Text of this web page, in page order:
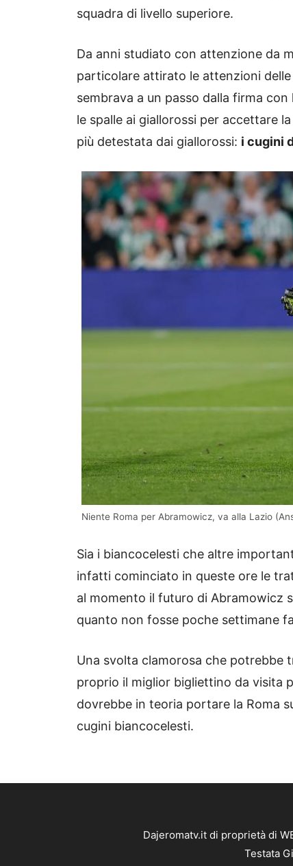
squadra di livello superiore.
Da anni studiato con attenzione da
particolare attirato le attenzioni
sembrava a un passo dalla firma
le spalle ai giallorossi per accettare
più detestata dai giallorossi: i cugini
Niente Roma per Abramowicz, va alla Lazio
Sia i biancocelesti che altre
infatti cominciato in queste ore le
al momento il futuro di Abramowicz
quanto non fosse poche settimane
Una svolta clamorosa che potrebbe
proprio il miglior bigliettino da visita
dovrebbe in teoria portare la Roma
cugini biancocelesti.
Dajeromatv.it di proprietà di
Testata